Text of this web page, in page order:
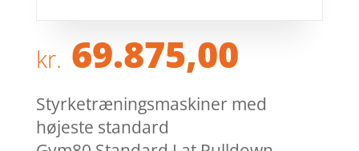
kr. 69.875,00
Styrketræningsmaskiner med
højeste standard